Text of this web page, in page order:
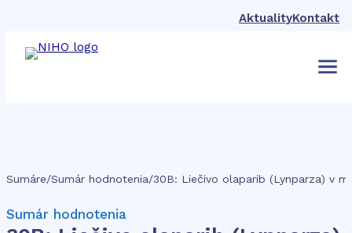
AktualityKontakt
Sumáre/Sumár hodnotenia/
Sumár hodnotenia